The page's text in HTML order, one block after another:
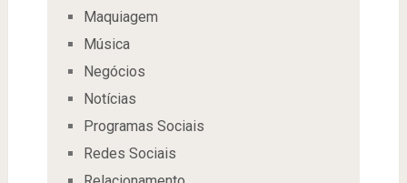
Maquiagem
Música
Negócios
Notícias
Programas Sociais
Redes Sociais